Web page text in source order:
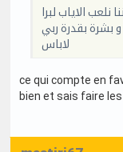
نلعب الاياب لبرا
و بشرة بقدرة ربي
لاباس
ce qui compte en
bien et sais faire